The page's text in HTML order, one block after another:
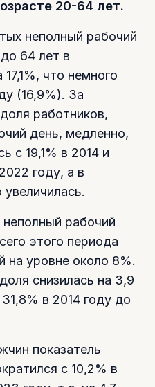
20-64 лет.
неполный рабочий
64 лет в
что немного
(16,9%). За
работников,
день, медленно,
с 19,1% в 2014 и
году, а в
рабочий
этого периода
на уровне около 8%.
снизилась на 3,9
в 2014 году до
показатель
с 10,2% в